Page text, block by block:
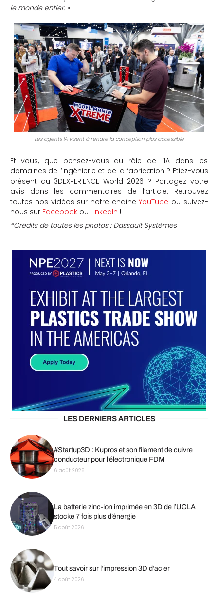
le monde entier. »
Les agents IA visent à rendre la conception plus accessible
Et vous, que pensez-vous du rôle de l’IA dans les
domaines de l’ingénierie et de la fabrication ? Etiez-vous
présent au 3DEXPERIENCE World 2026 ? Partagez votre
avis dans les commentaires de l’article. Retrouvez
toutes nos vidéos sur notre chaîneYouTube ou suivez-
nous sur Facebookou LinkedIn !
*Crédits de toutes les photos : Dassault Systèmes
LES DERNIERS ARTICLES
#Startup3D : Kupros et son filament de cuivre
conducteur pour l’électronique FDM
6 août 2026
La batterie zinc-ion imprimée en 3D de l’UCLA
stocke 7 fois plus d’énergie
5 août 2026
Tout savoir sur l’impression 3D d’acier
4 août 2026